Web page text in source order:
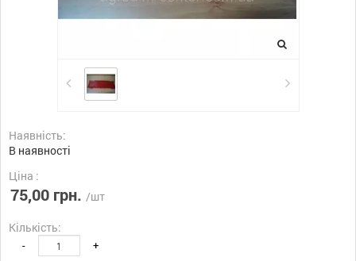
Наявність:
В наявності
Ціна :
75,00 грн. /шт
Кількість:
- +